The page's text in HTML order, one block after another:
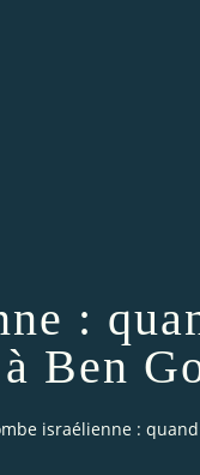
:
Ben
israélienne :